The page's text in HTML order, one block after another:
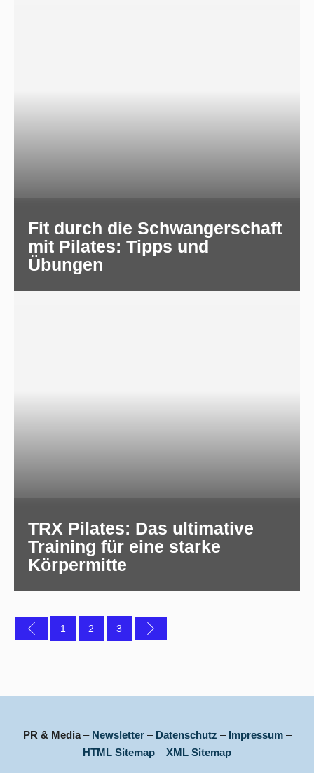
Fit durch die Schwangerschaft
mit Pilates: Tipps und
Übungen
TRX Pilates: Das ultimative
Training für eine starke
Körpermitte
1 2 3
PR & Media– Newsletter– Datenschutz – Impressum–
HTML Sitemap –XML Sitemap